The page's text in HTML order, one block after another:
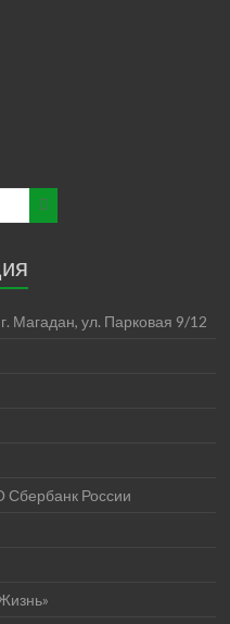
Магадан, ул. Парковая 9/12
России